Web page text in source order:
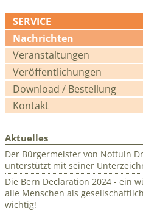
SERVICE
Navigation
überspringen
Nachrichten
Veranstaltungen
Veröffentlichungen
Download / Bestellung
Kontakt
Aktuelles
Der Bürgermeister von Nottuln
unterstützt mit seiner
Die Bern Declaration 2024 - ein
alle Menschen als
wichtig!